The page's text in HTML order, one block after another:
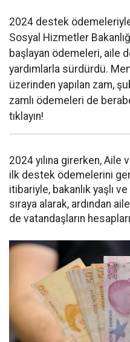
2024 destek
Sosyal Hizmetler
başlayan ödemeleri, aile
yardımlarla sürdürdü.
üzerinden yapılan zam,
zamlı ödemeleri de
tıklayın!
2024 yılına girerken, Aile
ilk destek ödemelerini
itibariyle, bakanlık yaşlı
sıraya alarak, ardından
de vatandaşların